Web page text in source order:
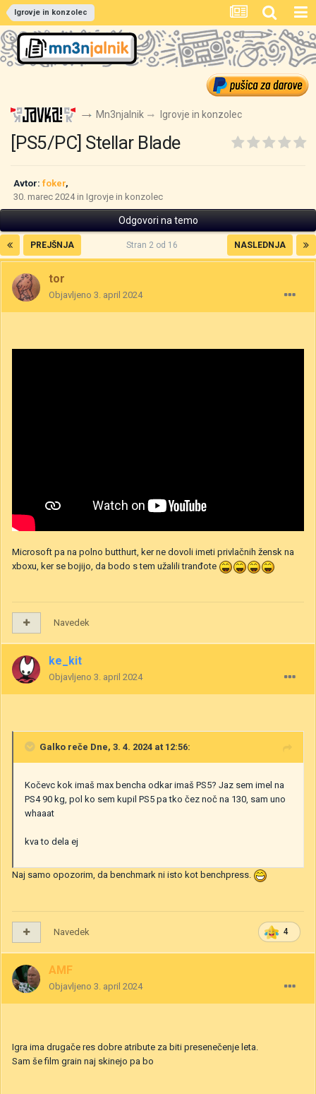
Igrovje in konzolec
Mn3njalnik Igrovje in konzolec
[PS5/PC] Stellar Blade
Avtor: foker,
30. marec 2024in Igrovje in konzolec
Odgovori na temo
PREJŠNJA NASLEDNJA
Stran 2 od 16
tor
Objavljeno 3. april 2024
Microsoft pa na polno butthurt, ker ne dovoli imeti privlačnih žensk na
xboxu, ker se bojijo, da bodo s tem užalili tranđote
Navedek
ke_kit
Objavljeno 3. april 2024
Galko reče Dne, 3. 4. 2024 at 12:56:
Kočevc kok imaš max bencha odkar imaš PS5? Jaz sem imel na
PS4 90 kg, pol ko sem kupil PS5 pa tko čez noč na 130, sam uno
whaaat
kva to dela ej
Naj samo opozorim, da benchmark ni isto kot benchpress.
4
Navedek
AMF
Objavljeno 3. april 2024
Igra ima drugače res dobre atribute za biti presenečenje leta.
Sam še film grain naj skinejo pa bo